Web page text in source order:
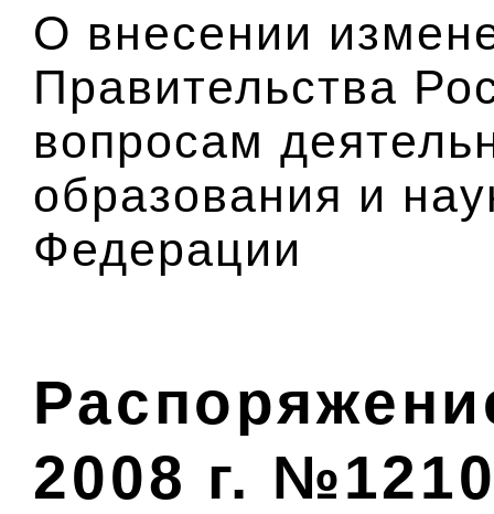
О внесении
Правительства
вопросам
образования и
Федерации
2008 г.